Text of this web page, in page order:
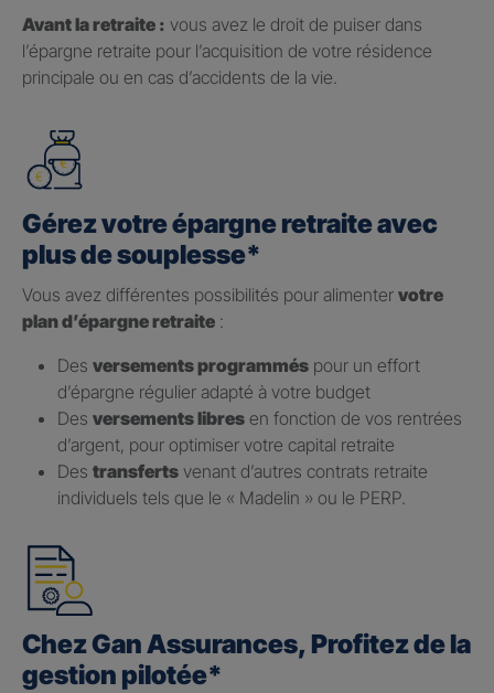
Avant la retraite : vous avez le droit de puiser dans
l’épargne retraite pour l’acquisition de votre résidence
principale ou en cas d’accidents de la vie.
Gérez votre épargne retraite avec
plus de souplesse*
Vous avez différentes possibilités pour alimenter votre
plan d’épargne retraite :
Des versements programmés pour un effort
d’épargne régulier adapté à votre budget
Des versements libres en fonction de vos rentrées
d’argent, pour optimiser votre capital retraite
Des transferts venant d’autres contrats retraite
individuels tels que le « Madelin » ou le PERP.
Chez Gan Assurances, Profitez de la
gestion pilotée*